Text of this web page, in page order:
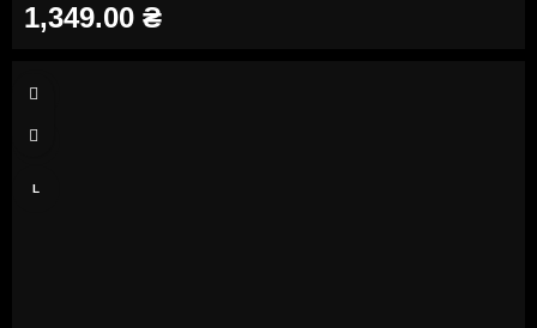
1,349.00 ₴
S
M
L